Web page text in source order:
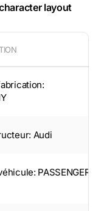
layout
Audi
PASSENGER